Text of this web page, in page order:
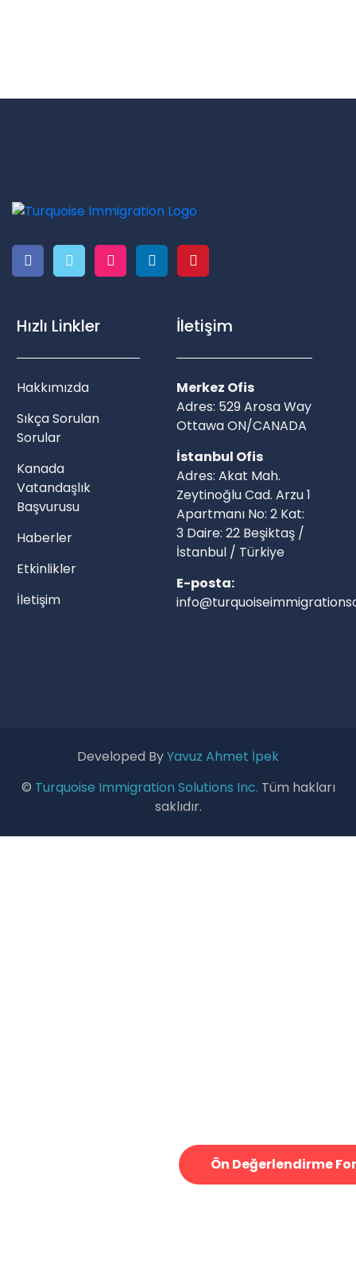
Hızlı Linkler
Hakkımızda
Sıkça Sorulan
Sorular
Kanada
Vatandaşlık
Başvurusu
Haberler
Etkinlikler
İletişim
İletişim
Merkez Ofis
Adres: 529 Arosa Way
Ottawa ON/CANADA
İstanbul Ofis
Adres: Akat Mah.
Zeytinoğlu Cad. Arzu 1
Apartmanı No: 2 Kat:
3 Daire: 22 Beşiktaş /
İstanbul / Türkiye
E-posta:
Developed ByYavuz Ahmet İpek
© Turquoise Immigration Solutions Inc. Tüm hakları
saklıdır.